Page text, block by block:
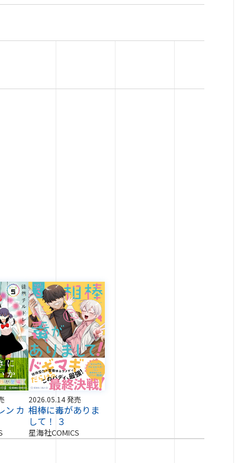
ン カ
2026.05.14 発売
相棒に毒がありま
して！ ３
星海社COMICS